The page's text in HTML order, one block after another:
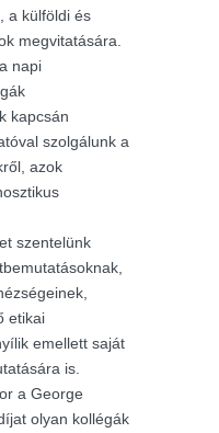
a külföldi és
megvitatására.
napi
kapcsán
szolgálunk a
azok
szentelünk
etikai
emellett saját
is.
a George
olyan kollégák